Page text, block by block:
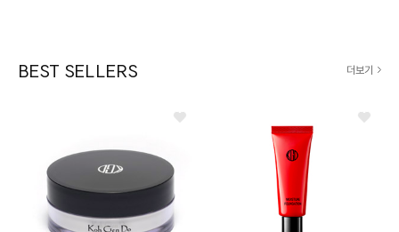
BEST SELLERS 더보기